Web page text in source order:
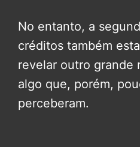
No entanto, a
créditos também
revelar outro grande
algo que, porém,
perceberam.